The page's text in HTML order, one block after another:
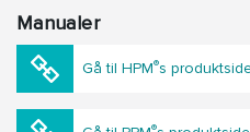
Manualer
Gå til HPM®s
®